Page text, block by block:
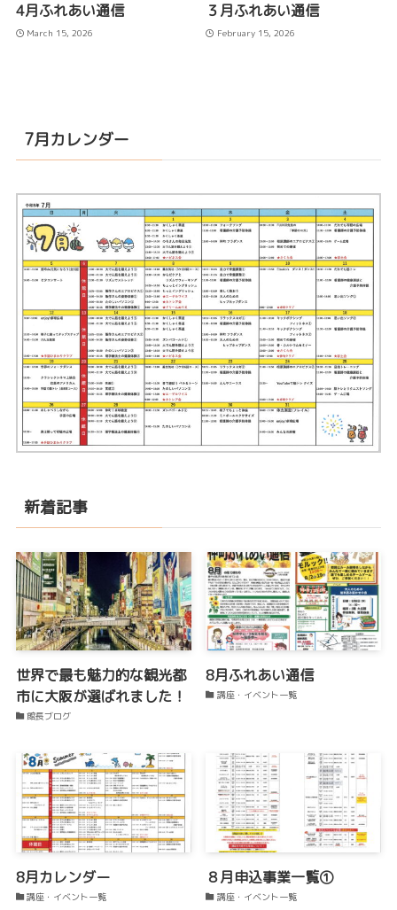
4月ふれあい通信
March 15, 2026
３月ふれあい通信
February 15, 2026
7月カレンダー
新着記事
世界で最も魅力的な観光都
市に大阪が選ばれました！
館長ブログ
8月ふれあい通信
講座・イベント一覧
8月カレンダー
講座・イベント一覧
８月申込事業一覧①
講座・イベント一覧